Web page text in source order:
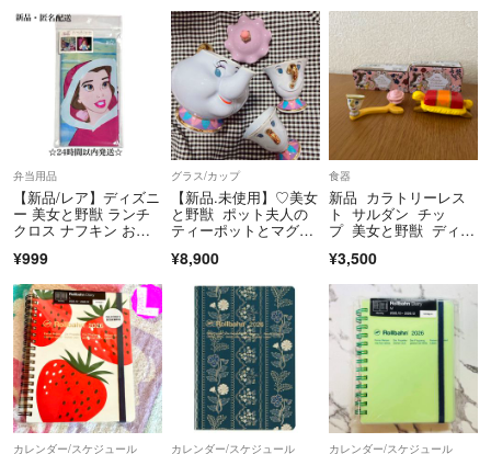
新品未使用品でも全て自宅保管ですので、細かな事が気にならない方の
みご購入お願い致します。
禁煙者でペットはおりません。
即購入可能ですので、コメント中であっても購入された方が優先となり
ます。
長期休暇や土日祝など郵便局が休みの日に購入された場合は祝日、週明
けの月曜日など平日に発送となりますので、発送が遅れる事もあります
郵送中の紛失や事故や商品受け取り後の返品や返金、クレーム等は一切
受け付けておりません。
1枚目に公式の写真を引用して出品することがありますが必ず「〇〇の
中の〇〇になります」などの記載や実物の写真も何枚も載せているの
で、きちんと最後まで写真や文章をお読みになってからご購入下さい。
弁当用品
【新品/レア】ディズニ
ー 美女と野獣 ランチ
クロス ナフキン お弁
¥999
グラス/カップ
【新品.未使用】♡美女
と野獣 ポット夫人の
ティーポットとマグカ
¥8,900
食器
新品 カラトリーレス
ト サルダン チッ
プ 美女と野獣 ディズ
¥3,500
カレンダー/スケジュール カレンダー/スケジュール カレンダー/スケジュール